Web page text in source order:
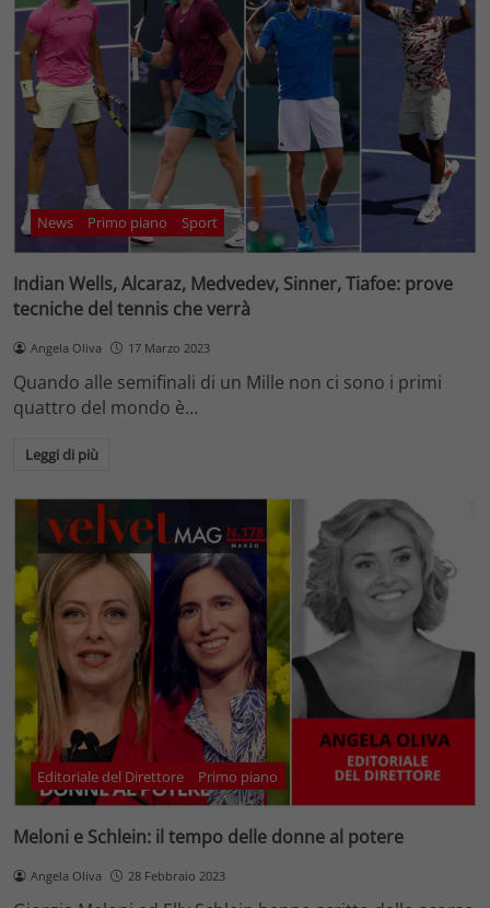
News Primo piano Sport
Indian Wells, Alcaraz, Medvedev, Sinner, Tiafoe: prove
tecniche del tennis che verrà
Angela Oliva 17 Marzo 2023
Quando alle semifinali di un Mille non ci sono i primi
quattro del mondo è…
Leggi di più
Editoriale del Direttore Primo piano
Meloni e Schlein: il tempo delle donne al potere
Angela Oliva 28 Febbraio 2023